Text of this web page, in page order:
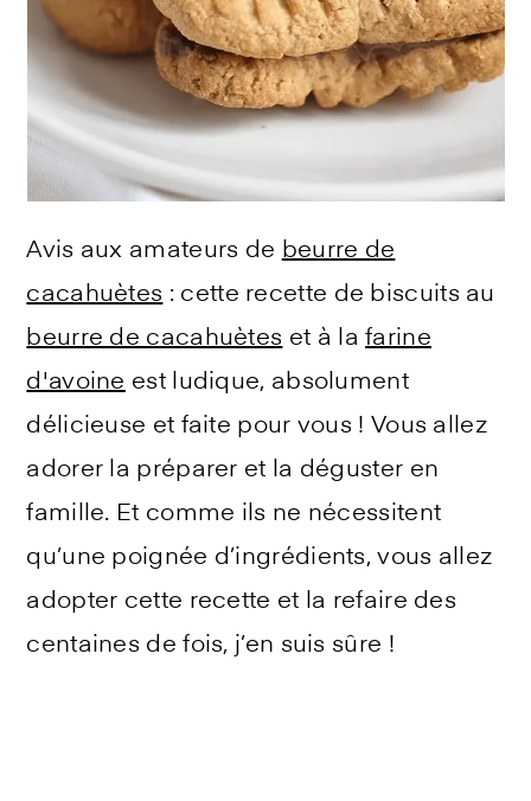
Avis aux amateurs de beurre de
cacahuètes : cette recette de biscuits au
beurre de cacahuètes et à lafarine
d'avoine est ludique, absolument
délicieuse et faite pour vous ! Vous allez
adorer la préparer et la déguster en
famille. Et comme ils ne nécessitent
qu’une poignée d’ingrédients, vous allez
adopter cette recette et la refaire des
centaines de fois, j’en suis sûre !